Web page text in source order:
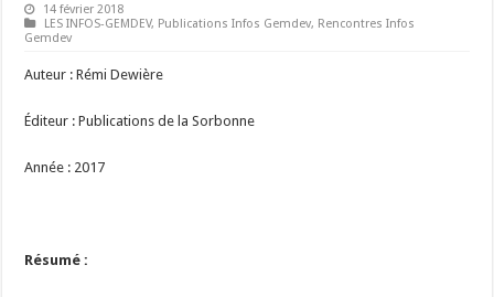
14 février 2018
LES INFOS-GEMDEV, Publications Infos Gemdev, Rencontres Infos
Gemdev
Auteur : Rémi Dewière
Éditeur : Publications de la Sorbonne
Année : 2017
Résumé :